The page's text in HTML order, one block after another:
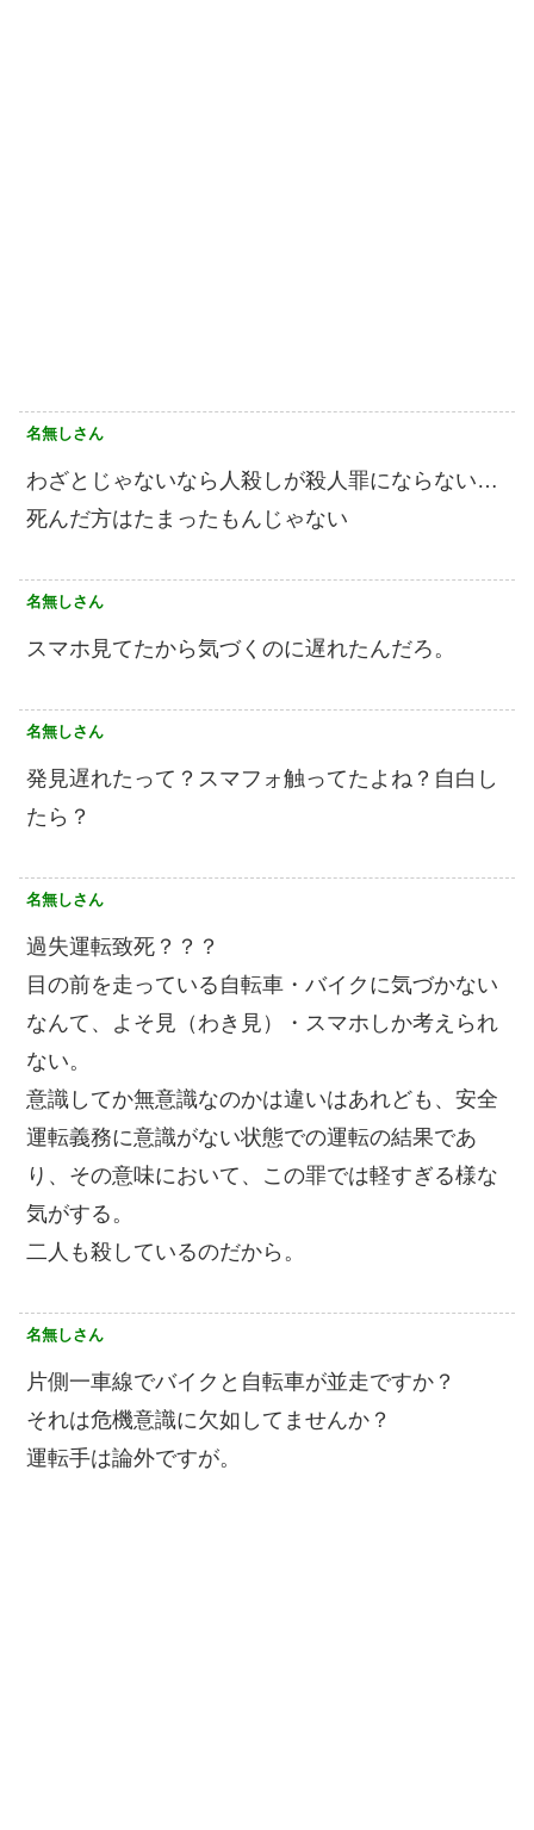
名無しさん
わざとじゃないなら人殺しが殺人罪にならない…
死んだ方はたまったもんじゃない
名無しさん
スマホ見てたから気づくのに遅れたんだろ。
名無しさん
発見遅れたって？スマフォ触ってたよね？自白し
たら？
名無しさん
過失運転致死？？？
目の前を走っている自転車・バイクに気づかない
なんて、よそ見（わき見）・スマホしか考えられ
ない。
意識してか無意識なのかは違いはあれども、安全
運転義務に意識がない状態での運転の結果であ
り、その意味において、この罪では軽すぎる様な
気がする。
二人も殺しているのだから。
名無しさん
片側一車線でバイクと自転車が並走ですか？
それは危機意識に欠如してませんか？
運転手は論外ですが。